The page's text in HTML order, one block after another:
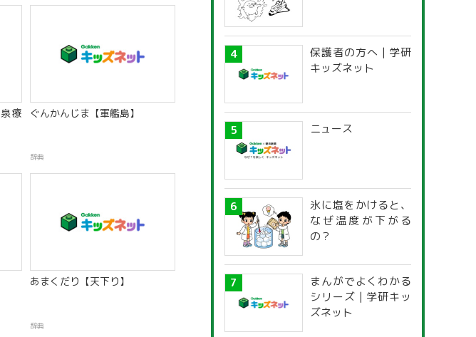
療
ぐんかんじま【軍艦島】
辞典
あまくだり【天下り】
辞典
保護者の方へ | 学研
キッズネット
ニュース
氷に塩をかけると、
なぜ温度が下がる
の？
まんがでよくわかる
シリーズ | 学研キッ
ズネット